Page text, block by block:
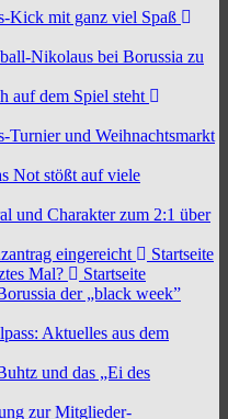
Kick mit ganz viel Spaß
Nikolaus bei Borussia zu
auf dem Spiel steht
Turnier und Weihnachtsmarkt
Not stößt auf viele
und Charakter zum 2:1 über
eingereicht
Startseite
Mal?
Startseite
der „black week”
Aktuelles aus dem
und das „Ei des
zur Mitglieder-